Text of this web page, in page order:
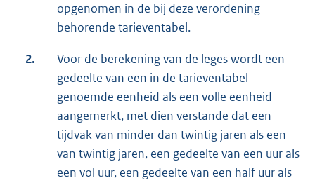
opgenomen in de bij deze verordening
behorende tarieventabel.
2.
Voor de berekening van de leges wordt een
gedeelte van een in de tarieventabel
genoemde eenheid als een volle eenheid
aangemerkt, met dien verstande dat een
tijdvak van minder dan twintig jaren als een
van twintig jaren, een gedeelte van een uur als
een vol uur, een gedeelte van een half uur als